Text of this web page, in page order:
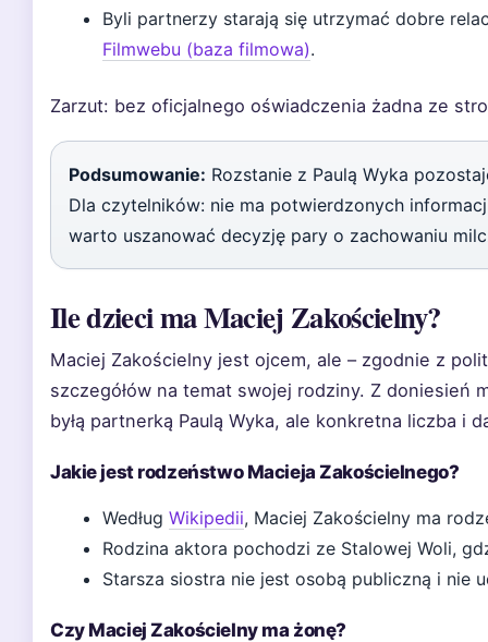
Byli partnerzy starają się utrzymać dobre
Filmwebu (baza filmowa).
Zarzut: bez oficjalnego oświadczenia żadna ze
Podsumowanie: Rozstanie z Paulą Wyka
Dla czytelników: nie ma potwierdzonych
warto uszanować decyzję pary o zachowaniu
Ile dzieci ma Maciej Zakościelny?
Maciej Zakościelny jest ojcem, ale – zgodnie z
szczegółów na temat swojej rodziny. Z doniesień
byłą partnerką Paulą Wyka, ale konkretna liczba i
Jakie jest rodzeństwo Macieja Zakościelnego?
Według Wikipedii, Maciej Zakościelny ma
Rodzina aktora pochodzi ze Stalowej Woli,
Starsza siostra nie jest osobą publiczną i nie
Czy Maciej Zakościelny ma żonę?